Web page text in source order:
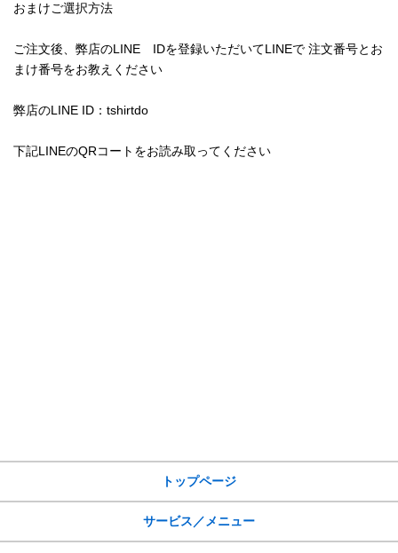
おまけご選択方法
ご注文後、弊店のLINE IDを登録いただいてLINEで 注文番号とお
まけ番号をお教えください
弊店のLINE ID：tshirtdo
下記LINEのQRコートをお読み取ってください
トップページ
サービス／メニュー